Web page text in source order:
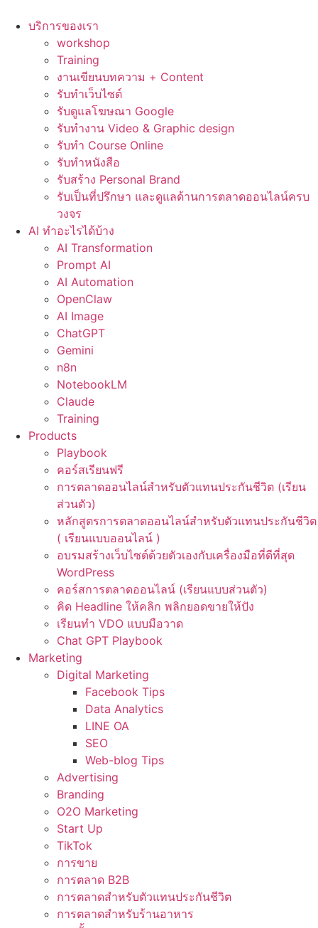
บริการของเรา
workshop
Training
งานเขียนบทความ + Content
รับทำเว็บไซต์
รับดูแลโฆษณา Google
รับทำงาน Video & Graphic design
รับทำ Course Online
รับทำหนังสือ
รับสร้าง Personal Brand
รับเป็นที่ปรึกษา และดูแลด้านการตลาดออนไลน์ครบ
วงจร
AI ทำอะไรได้บ้าง
AI Transformation
Prompt AI
AI Automation
OpenClaw
AI Image
ChatGPT
Gemini
n8n
NotebookLM
Claude
Training
Products
Playbook
คอร์สเรียนฟรี
การตลาดออนไลน์สำหรับตัวแทนประกันชีวิต (เรียน
ส่วนตัว)
หลักสูตรการตลาดออนไลน์สำหรับตัวแทนประกันชีวิต
( เรียนแบบออนไลน์ )
อบรมสร้างเว็บไซต์ด้วยตัวเองกับเครื่องมือที่ดีที่สุด
WordPress
คอร์สการตลาดออนไลน์ (เรียนแบบส่วนตัว)
คิด Headline ให้คลิก พลิกยอดขายให้ปัง
เรียนทำ VDO แบบมือวาด
Chat GPT Playbook
Marketing
Digital Marketing
Facebook Tips
Data Analytics
LINE OA
SEO
Web-blog Tips
Advertising
Branding
O2O Marketing
Start Up
TikTok
การขาย
การตลาด B2B
การตลาดสำหรับตัวแทนประกันชีวิต
การตลาดสำหรับร้านอาหาร